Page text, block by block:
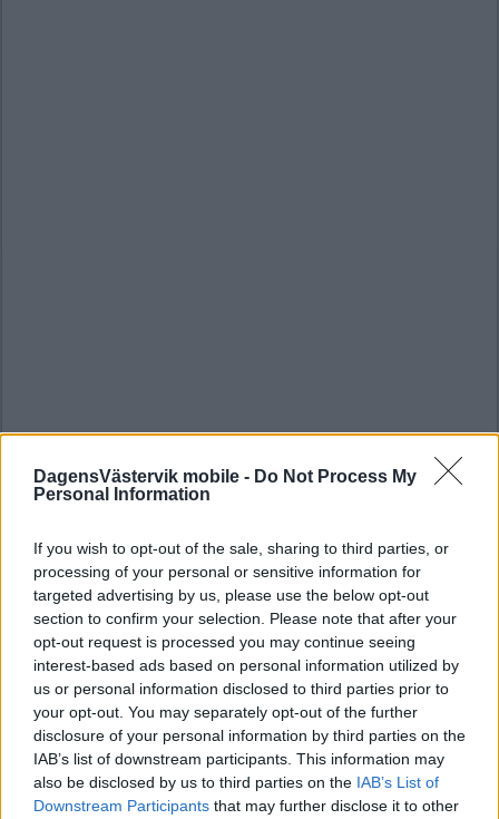
DagensVästervik mobile - Do Not Process My
Personal Information
If you wish to opt-out of the sale, sharing to third parties, or
processing of your personal or sensitive information for
targeted advertising by us, please use the below opt-out
section to confirm your selection. Please note that after your
opt-out request is processed you may continue seeing
interest-based ads based on personal information utilized by
us or personal information disclosed to third parties prior to
your opt-out. You may separately opt-out of the further
disclosure of your personal information by third parties on the
IAB’s list of downstream participants. This information may
also be disclosed by us to third parties on the IAB’s List of
Downstream Participants that may further disclose it to other